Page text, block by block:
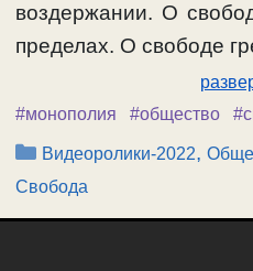
воздержании. О
пределах. О свободе
#монополия
#общество
Рубрики
Видеоролики-2022,
Свобода